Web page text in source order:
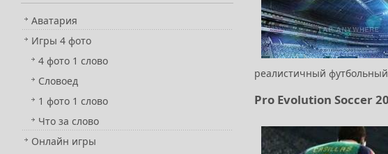
реалистичный
Pro Evolution Soccer
Аватария
Игры 4 фото
4 фото 1 слово
Словоед
1 фото 1 слово
Что за слово
Онлайн игры